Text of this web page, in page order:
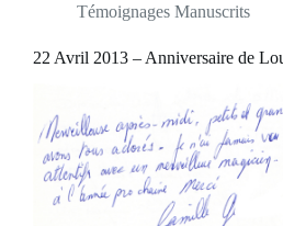
Témoignages Manuscrits
22 Avril 2013 – Anniversaire de